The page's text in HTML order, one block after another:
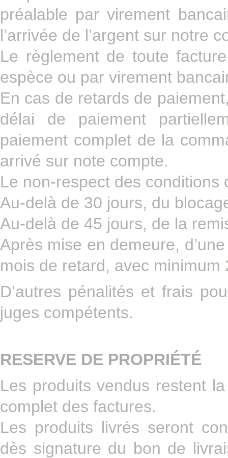
préalable par virement
l’arrivée de l’argent sur notre
Le règlement de toute
espèce ou par virement
En cas de retards de
délai de paiement
paiement complet de la
arrivé sur note compte.
Le non-respect des conditions
Au-delà de 30 jours, du
Au-delà de 45 jours, de la
Après mise en demeure,
mois de retard, avec
D’autres pénalités et frais
juges compétents.
RESERVE DE PROPRIÉTÉ
Les produits vendus restent
complet des factures.
Les produits livrés seront
dès signature du bon de